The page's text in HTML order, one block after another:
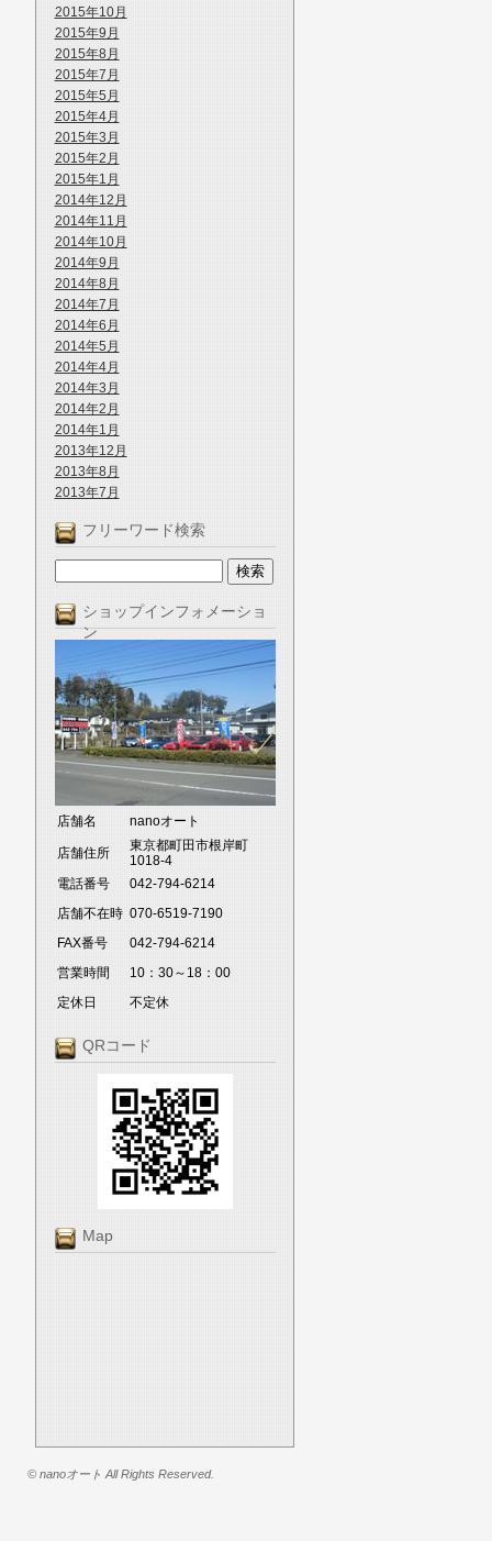
2015年10月
2015年9月
2015年8月
2015年7月
2015年5月
2015年4月
2015年3月
2015年2月
2015年1月
2014年12月
2014年11月
2014年10月
2014年9月
2014年8月
2014年7月
2014年6月
2014年5月
2014年4月
2014年3月
2014年2月
2014年1月
2013年12月
2013年8月
2013年7月
フリーワード検索
ショップインフォメーショ
ン
店舗名 nanoオート
店舗住所
東京都町田市根岸町
1018-4
電話番号
042-794-6214
店舗不在時 070-6519-7190
FAX番号
042-794-6214
営業時間
10：30～18：00
定休日
不定休
QRコード
Map
© nanoオート All Rights Reserved.